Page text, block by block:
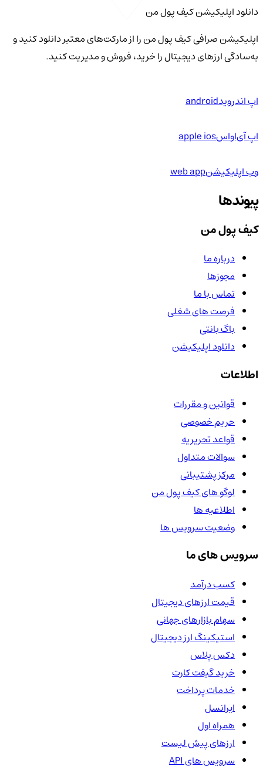
دانلود اپلیکیشن کیف‌ پول من
اپلیکیشن صرافی کیف پول من را از مارکت‌های معتبر دانلود کنید و
به‌سادگی ارزهای دیجیتال را خرید، فروش و مدیریت کنید.
اپ اندرویدandroid
اپ آی‌او‌اسapple ios
وب اپلیکیشنweb app
پیوندها
کیف پول من
درباره ما
مجوزها
تماس با ما
فرصت های شغلی
باگ بانتی
دانلود اپلیکیشن
اطلاعات
قوانین و مقررات
حریم خصوصی
قواعد تحریریه
سوالات متداول
مرکز پشتیبانی
لوگو های کیف پول من
اطلاعیه ها
وضعیت سرویس ها
سرویس های ما
کسب درآمد
قیمت ارزهای دیجیتال
سهام بازارهای جهانی
استیکینگ ارز دیجیتال
دکس پلاس
خرید گیفت کارت
خدمات پرداخت
ایرانسل
همراه اول
ارزهای پیش لیست
سرویس های API